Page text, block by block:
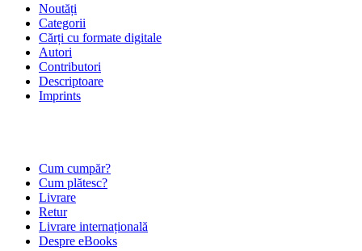
Noutăți
Categorii
Cărți cu formate digitale
Autori
Contributori
Descriptoare
Imprints
Cum cumpăr?
Cum plătesc?
Livrare
Retur
Livrare internațională
Despre eBooks